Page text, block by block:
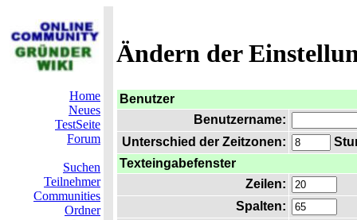
Ändern der
Home
Neues
TestSeite
Forum
Suchen
Teilnehmer
Communities
Ordner
Benutzer
Benutzername:
Unterschied der Zeitzonen:
Texteingabefenster
Zeilen:
Spalten: